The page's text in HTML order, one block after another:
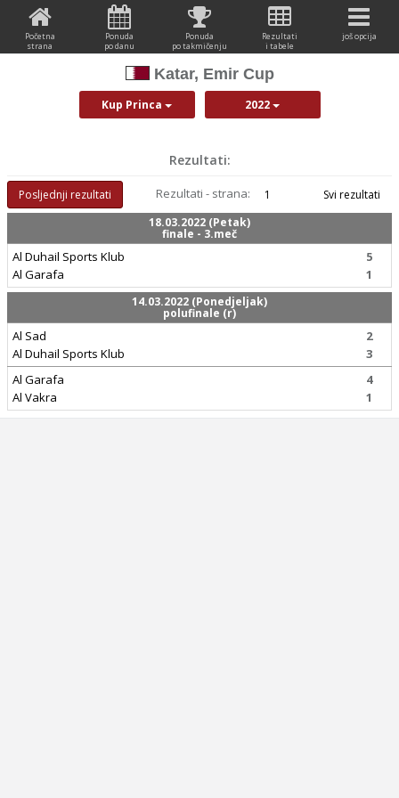
Početna
strana
Ponuda
po danu
Ponuda
po takmičenju
Rezultati
i tabele
još opcija
Katar, Emir Cup
Kup Princa 2022
Rezultati:
Posljednji rezultati Rezultati - strana: 1
Svi rezultati
18.03.2022 (Petak)
finale - 3.meč
Al Duhail Sports Klub
Al Garafa
5
1
14.03.2022 (Ponedjeljak)
polufinale (r)
Al Sad
Al Duhail Sports Klub
2
3
Al Garafa
Al Vakra
4
1